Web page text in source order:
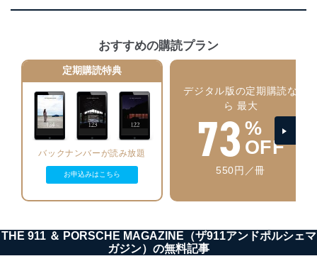
施し、個人情報の漏えい、滅失またはき損の防止及び是
正に努めます。
アクセス制御
個人データを取り扱うことのできる機器及び当該
機器を取り扱う従業者を明確化し、 個人データへ
の不要なアクセスを防止しています。
アクセス者の識別と認証
機器に標準装備されているユーザー制御機能（ユ
ーザーアカウント制御）により、個人情報データ
者を識別・認証しています。
外部からの不正アクセス等の防止
個人データを取り扱う機器等のオペレーティング
システムを最新の状態に保持しています。
おすすめの購読プラン
定期購読特典
バックナンバーが読み放題
お申込みはこちら
デジタル版の定期購読な
ら 最大
73 %
OFF
550円／冊
THE 911 ＆ PORSCHE MAGAZINE（ザ911アンドポルシェマ
ガジン）の無料記事